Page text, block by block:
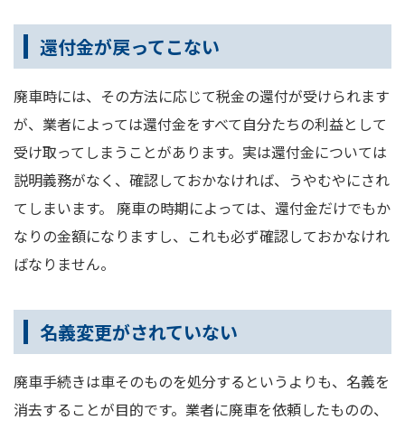
還付金が戻ってこない
廃車時には、その方法に応じて税金の還付が受けられます
が、業者によっては還付金をすべて自分たちの利益として
受け取ってしまうことがあります。実は還付金については
説明義務がなく、確認しておかなければ、うやむやにされ
てしまいます。 廃車の時期によっては、還付金だけでもか
なりの金額になりますし、これも必ず確認しておかなけれ
ばなりません。
名義変更がされていない
廃車手続きは車そのものを処分するというよりも、名義を
消去することが目的です。業者に廃車を依頼したものの、